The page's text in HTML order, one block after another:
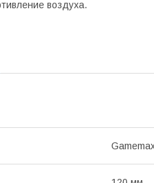
воздуха.